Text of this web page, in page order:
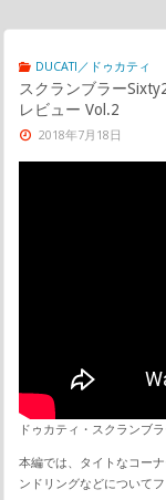
DUCATI／ドゥカティ
スクランブラー
レビュー Vol.2
2018年7月18日
ドゥカティ・スクランブ
本編では、タイトなコー
ンドリングなどについて